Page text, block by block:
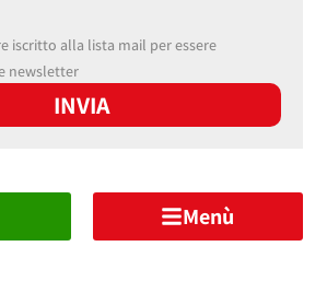
iscritto alla lista mail per essere
newsletter
INVIA
Menù